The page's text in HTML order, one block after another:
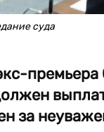
суда
премьера
за